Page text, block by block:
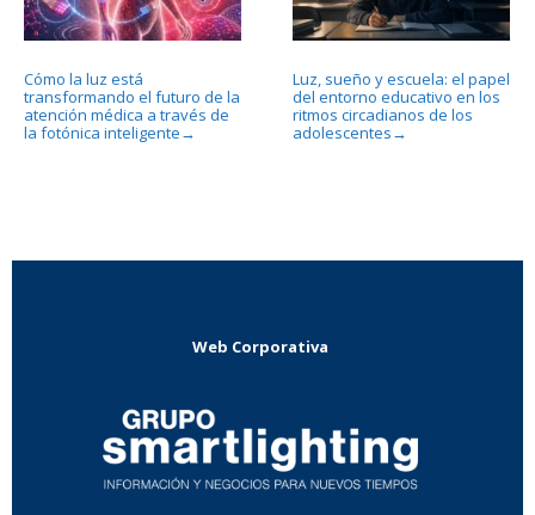
Cómo la luz está
transformando el futuro de la
atención médica a través de
la fotónica inteligente →
Luz, sueño y escuela: el papel
del entorno educativo en los
ritmos circadianos de los
adolescentes →
Web Corporativa